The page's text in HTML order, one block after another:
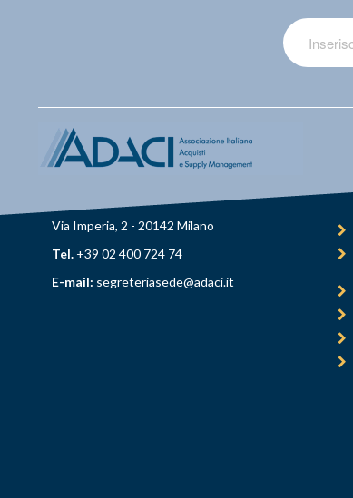
Via Imperia, 2 - 20142 Milano
Tel. +39 02 400 724 74
E-mail: segreteriasede@adaci.it